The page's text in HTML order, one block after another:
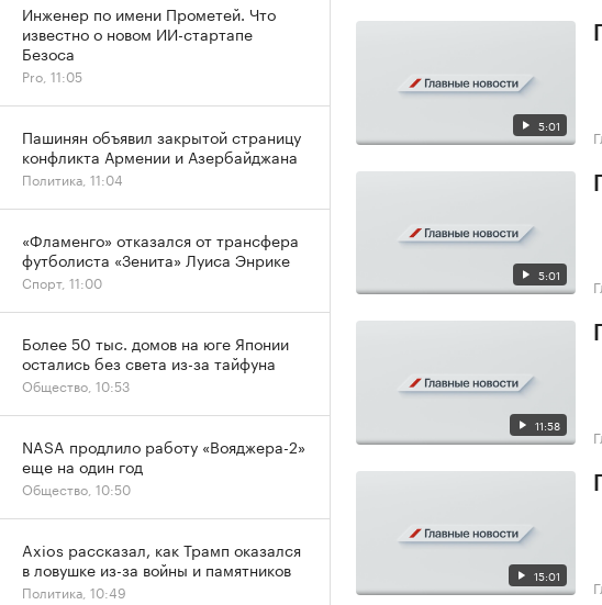
5:01
5:01
11:58
15:01
Инженер по имени Прометей. Что
известно о новом ИИ-стартапе
Безоса
Pro, 11:05
Пашинян объявил закрытой страницу
конфликта Армении и Азербайджана
Политика, 11:04
«Фламенго» отказался от трансфера
футболиста «Зенита» Луиса Энрике
Спорт, 11:00
Более 50 тыс. домов на юге Японии
остались без света из-за тайфуна
Общество, 10:53
NASA продлило работу «Вояджера-2»
еще на один год
Общество, 10:50
Axios рассказал, как Трамп оказался
в ловушке из-за войны и памятников
Политика, 10:49